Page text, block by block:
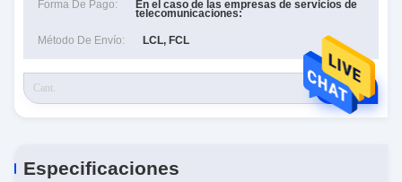
Forma De Pago: En el caso de las empresas de servicios de
telecomunicaciones:
Método De Envío: LCL, FCL
RFQ
Especificaciones